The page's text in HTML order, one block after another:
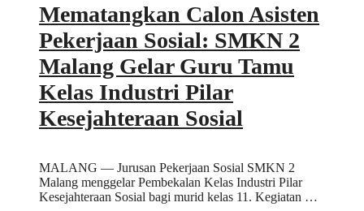
Mematangkan Calon Asisten
Pekerjaan Sosial: SMKN 2
Malang Gelar Guru Tamu
Kelas Industri Pilar
Kesejahteraan Sosial
MALANG — Jurusan Pekerjaan Sosial SMKN 2
Malang menggelar Pembekalan Kelas Industri Pilar
Kesejahteraan Sosial bagi murid kelas 11. Kegiatan …